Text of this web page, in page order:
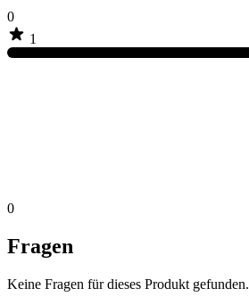
0
1
0
Fragen
Keine Fragen für dieses Produkt gefunden.